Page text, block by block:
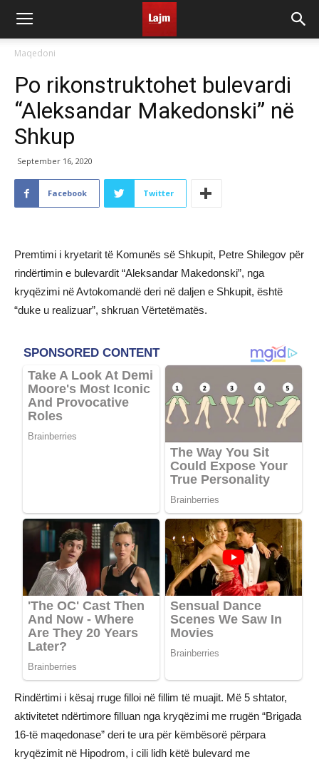
Maqedoni
Po rikonstruktohet bulevardi
“Aleksandar Makedonski” në
Shkup
September 16, 2020
Facebook Twitter
Premtimi i kryetarit të Komunës së Shkupit, Petre Shilegov për
rindërtimin e bulevardit “Aleksandar Makedonski”, nga
kryqëzimi në Avtokomandë deri në daljen e Shkupit, është
“duke u realizuar”, shkruan Vërtetëmatës.
Rindërtimi i kësaj rruge filloi në fillim të muajit. Më 5 shtator,
aktivitetet ndërtimore filluan nga kryqëzimi me rrugën “Brigada
16-të maqedonase” deri te ura për këmbësorë përpara
kryqëzimit në Hipodrom, i cili lidh këtë bulevard me